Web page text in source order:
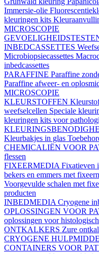
Immersie-olie
kleuringen kits
MICROSCOPIE
INBEDCASSETTES
Microbiopsiecassettes
inbedcassettes
PARAFFINE Paraffine
Paraffine afweer- en
MICROSCOPIE
KLEURSTOFFEN
weefselcellen Speciale
kleuringen kits voor
Kleurbakjes in glas
CHEMICALIËN VOOR
flessen
FIXEERMEDIA Fixatieven
bekers en emmers met
Voorgevulde schalen met
producten
INBEDMEDIA Cryogene
OPLOSSINGEN VOOR
oplossingen voor
ONTKALKERS Zure
CRYOGENE
CONTAINERS VOOR